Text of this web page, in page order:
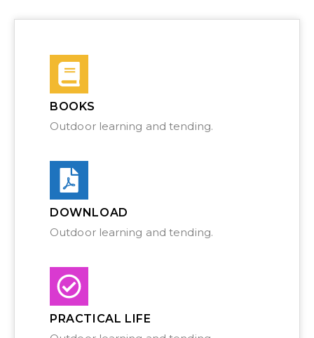
BOOKS
Outdoor learning and tending.
DOWNLOAD
Outdoor learning and tending.
PRACTICAL LIFE